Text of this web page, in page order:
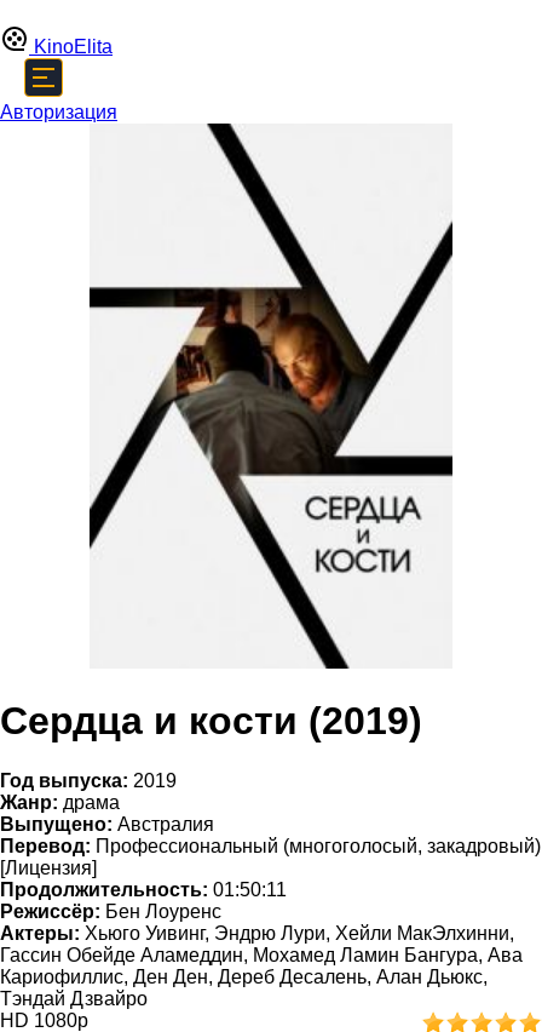
KinoElita
Авторизация
Сердца и кости (2019)
Год выпуска: 2019
Жанр: драма
Выпущено: Австралия
Перевод: Профессиональный (многоголосый, закадровый)
[Лицензия]
Продолжительность: 01:50:11
Режиссёр: Бен Лоуренс
Актеры: Хьюго Уивинг, Эндрю Лури, Хейли МакЭлхинни,
Гассин Обейде Аламеддин, Мохамед Ламин Бангура, Ава
Кариофиллис, Ден Ден, Дереб Десалень, Алан Дьюкс,
Тэндай Дзвайро
HD 1080p